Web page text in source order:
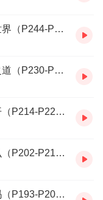
2月23日第十七章——重新回到两人世界（P244-P256）
2月22日第十六章——再婚后的夫妻之道（P230-P243）
2月21日第十五章——优雅的转身离开（P214-P229）
2月20日第十四章——我还能相信他么（P202-P213）
2月19日第十四章——我还能相信他吗（P193-P202）